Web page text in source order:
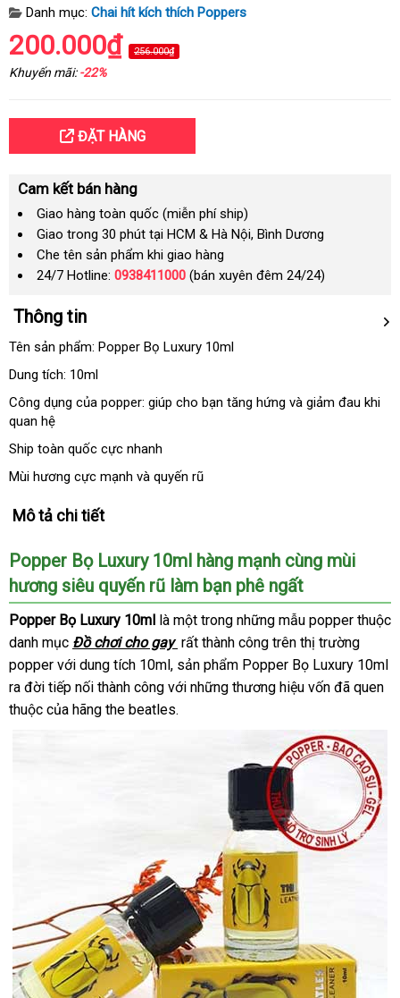
Danh mục: Chai hít kích thích Poppers
200.000₫ 256.000₫
Khuyến mãi:-22%
ĐẶT HÀNG
Cam kết bán hàng
Giao hàng toàn quốc (miễn phí ship)
Giao trong 30 phút tại HCM & Hà Nội, Bình Dương
Che tên sản phẩm khi giao hàng
24/7 Hotline: 0938411000 (bán xuyên đêm 24/24)
Thông tin
Tên sản phẩm: Popper Bọ Luxury 10ml
Dung tích: 10ml
Công dụng tự
của popper: giúp cho bạn tăng hứng và giảm đau khi
quan hệ
Ship toàn quốc cực nhanh
Mùi hương cực mạnh và quyến rũ
Mô tả chi tiết
Popper Bọ Luxury 10ml hàng mạnh cùng mùi
hương siêu quyến rũ làm bạn phê ngất
Popper Bọ Luxury 10ml là một trong kho
hàng
những mẫu popper thuộc
danh mục Đồ chơi cho gay phản
hồi
rất thành công trên thị trường
popper xuất
xứ
với dung tích 10mlcũ
, sản phẩm Popper Bọ Luxury 10ml
ra đời tiếp nối thành công thông
minh
với nơi
những thương hiệu vốn showroom
đã quen
thuộc mới
của hãng the beatles.